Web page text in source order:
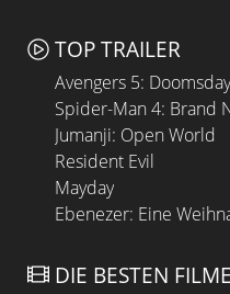
TOP TRAILER
Avengers 5: Doomsday
Spider-Man 4: Brand
Jumanji: Open World
Resident Evil
Mayday
Ebenezer: Eine
DIE BESTEN FILME